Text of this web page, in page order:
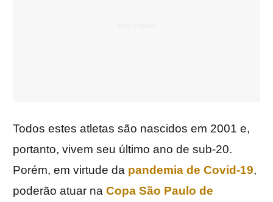
Todos estes atletas são nascidos em 2001 e,
portanto, vivem seu último ano de sub-20.
Porém, em virtude da pandemia de Covid-19,
poderão atuar na Copa São Paulo de